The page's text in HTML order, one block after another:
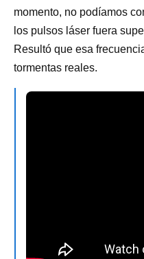
momento, no podíamos
los pulsos láser fuera
Resultó que esa
tormentas reales.